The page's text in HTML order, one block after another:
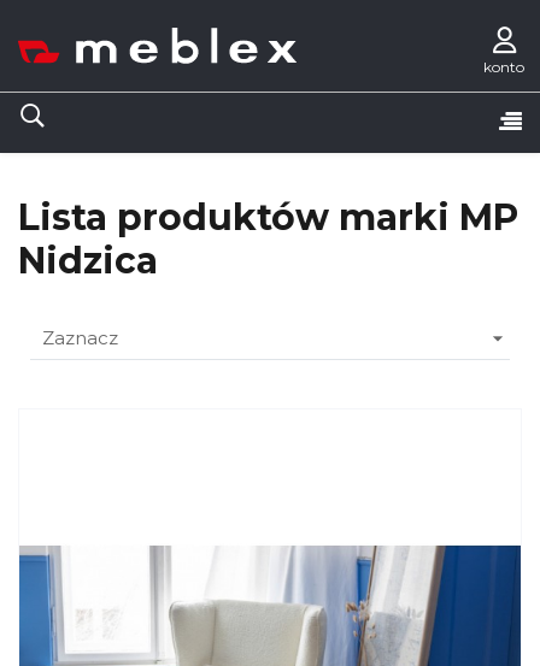
konto
☰
Lista produktów marki MP
Nidzica
Zaznacz 